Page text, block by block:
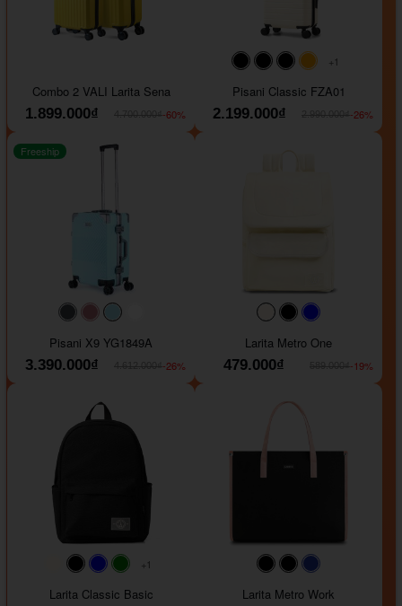
Combo 2 VALI Larita Sena
1.899.000₫
-60%
#000000#000000#000000
+1
Pisani Classic FZA01
2.199.000₫
-26%
#40454a#b76e79
Freeship
Pisani X9 YG1849A
3.390.000₫
-26%
#faf0e6#000000
Larita Metro One
479.000₫
-19%
#faf0e6#000000#0000FF
+1
Larita Classic Basic
#000000#000000
Larita Metro Work